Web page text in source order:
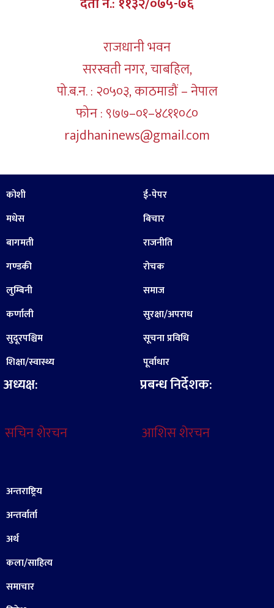
राजधानी भवन
सरस्वती नगर, चाबहिल,
पो.ब.न. : २०५०३, काठमाडौं – नेपाल
फोन : ९७७–०१–४८११०८०
rajdhaninews@gmail.com
कोशी
मधेस
बागमती
गण्डकी
लुम्बिनी
कर्णाली
सुदूरपश्चिम
शिक्षा/स्वास्थ्य
अध्यक्ष:
सचिन शेरचन
ई-पेपर
बिचार
राजनीति
रोचक
समाज
सुरक्षा/अपराध
सूचना प्रविधि
पूर्वाधार
प्रबन्ध निर्देशक:
आशिस शेरचन
अन्तराष्ट्रिय
अन्तर्वार्ता
अर्थ
कला/साहित्य
समाचार